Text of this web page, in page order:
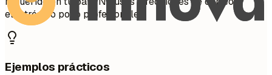
electrónico poco profesionales.
Ejemplos prácticos